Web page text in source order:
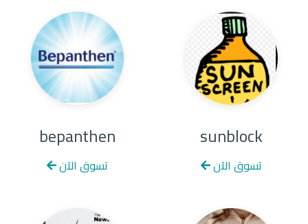
sunblock
تسوق الآن
bepanthen
تسوق الآن